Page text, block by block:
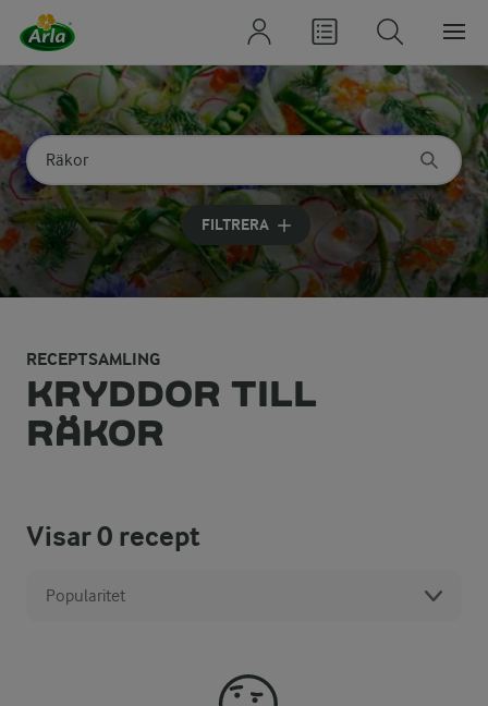
Sök på kategori eller ingrediens
Skriv in sökord för att få förslag
FILTRERA
RECEPTSAMLING
KRYDDOR TILL
RÄKOR
Visar0 recept
Popularitet